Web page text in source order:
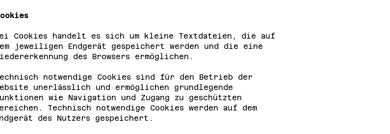
Cookies handelt es sich um kleine Textdateien, die auf
jeweiligen Endgerät gespeichert werden und die eine
des Browsers ermöglichen.
notwendige Cookies sind für den Betrieb der
unerlässlich und ermöglichen grundlegende
wie Navigation und Zugang zu geschützten
Technisch notwendige Cookies werden auf dem
des Nutzers gespeichert.